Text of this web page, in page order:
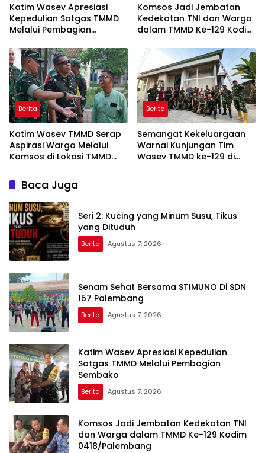
Katim Wasev Apresiasi
Kepedulian Satgas TMMD
Melalui Pembagian
Komsos Jadi Jembatan
Kedekatan TNI dan Warga
dalam TMMD Ke-129 Kodim
Berita
Katim Wasev TMMD Serap
Aspirasi Warga Melalui
Komsos di Lokasi TMMD
Berita
Semangat Kekeluargaan
Warnai Kunjungan Tim
Wasev TMMD ke-129 di
Baca Juga
Seri 2: Kucing yang Minum Susu, Tikus
yang Dituduh
Berita Agustus 7, 2026
Senam Sehat Bersama STIMUNO Di SDN
157 Palembang
Berita Agustus 7, 2026
Katim Wasev Apresiasi Kepedulian
Satgas TMMD Melalui Pembagian
Sembako
Berita Agustus 7, 2026
Komsos Jadi Jembatan Kedekatan TNI
dan Warga dalam TMMD Ke-129 Kodim
0418/Palembang